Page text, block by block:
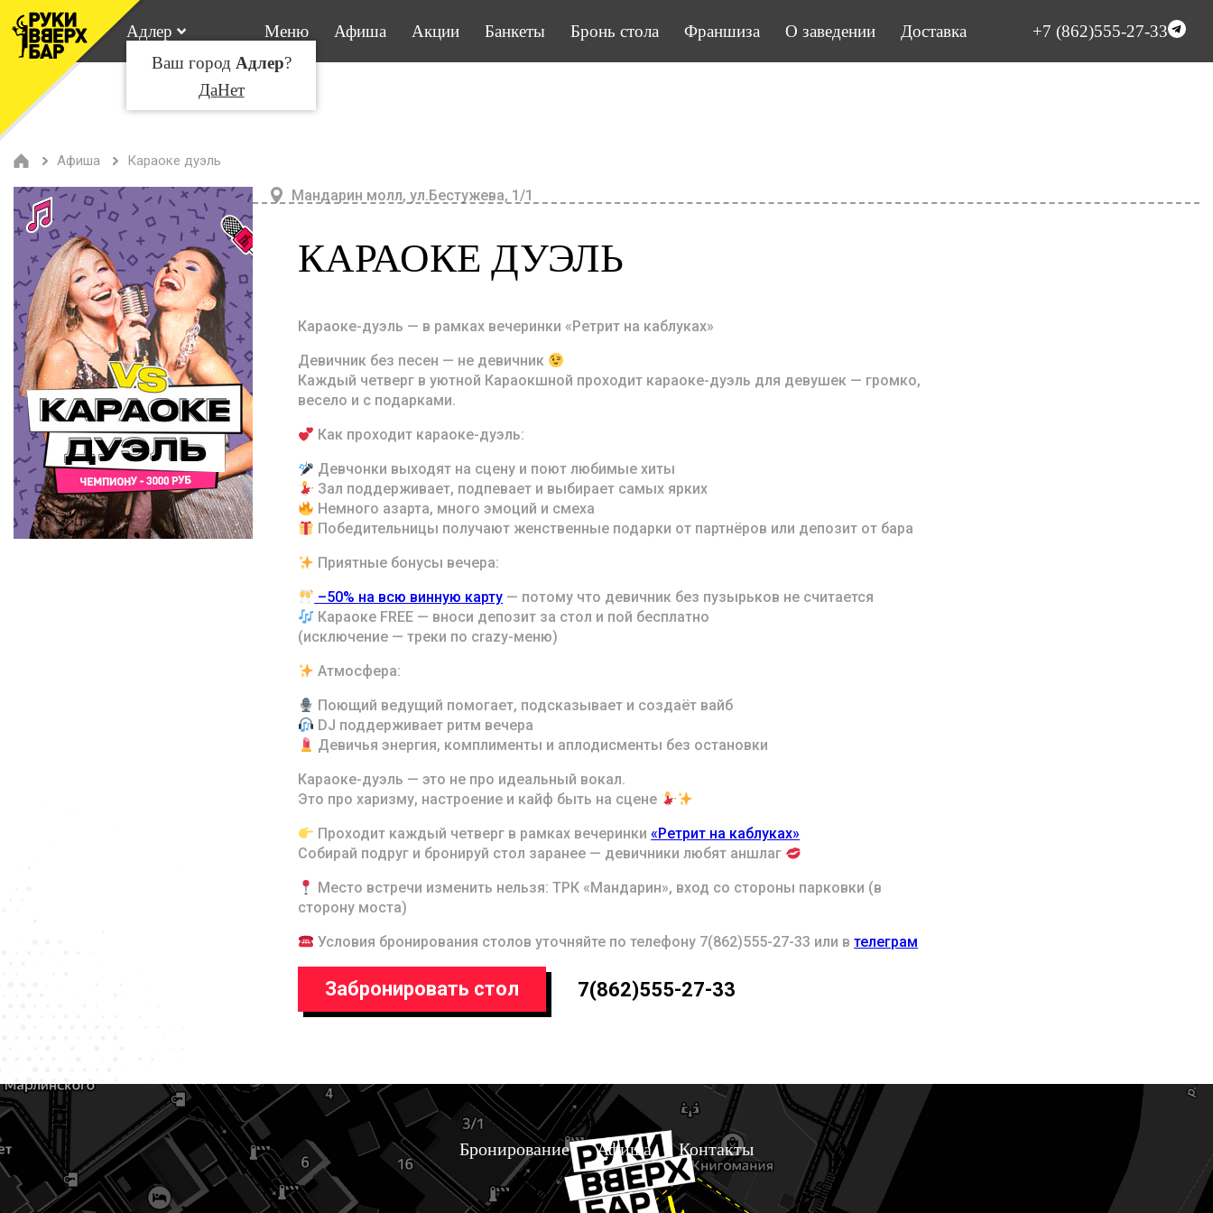
Адлер
Ваш город Адлер?
ДаНет
Меню Афиша Акции Банкеты Бронь стола Франшиза О заведении Доставка +7 (862)555-27-33
Афиша Караоке дуэль
Мандарин молл, ул.Бестужева, 1/1
КАРАОКЕ ДУЭЛЬ
Караоке-дуэль — в рамках вечеринки «Ретрит на каблуках»
Девичник без песен — не девичник
Каждый четверг в уютной Караокшной проходит караоке-дуэль для девушек — громко,
весело и с подарками.
Как проходит караоке-дуэль:
Девчонки выходят на сцену и поют любимые хиты
Зал поддерживает, подпевает и выбирает самых ярких
Немного азарта, много эмоций и смеха
Победительницы получают женственные подарки от партнёров или депозит от бара
Приятные бонусы вечера:
–50% на всю винную карту — потому что девичник без пузырьков не считается
Караоке FREE — вноси депозит за стол и пой бесплатно
(исключение — треки по crazy-меню)
Атмосфера:
Поющий ведущий помогает, подсказывает и создаёт вайб
DJ поддерживает ритм вечера
Девичья энергия, комплименты и аплодисменты без остановки
Караоке-дуэль — это не про идеальный вокал.
Это про харизму, настроение и кайф быть на сцене
Проходит каждый четверг в рамках вечеринки«Ретрит на каблуках»
Собирай подруг и бронируй стол заранее — девичники любят аншлаг
Место встречи изменить нельзя: ТРК «Мандарин», вход со стороны парковки (в
сторону моста)
Условия бронирования столов уточняйте по телефону 7(862)555-27-33 или втелеграм
Забронировать стол 7(862)555-27-33
Бронирование Афиша Контакты